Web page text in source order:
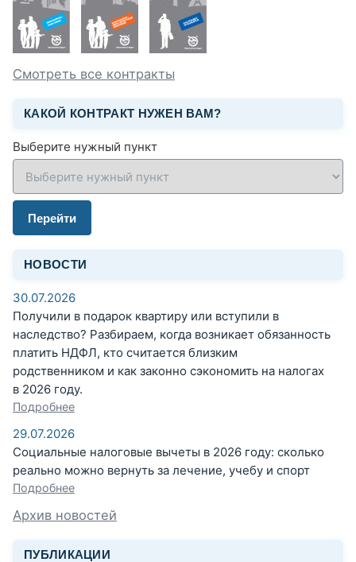
Смотреть все контракты
КАКОЙ КОНТРАКТ НУЖЕН ВАМ?
Выберите нужный пункт
Перейти
НОВОСТИ
30.07.2026
Получили в подарок квартиру или вступили в
наследство? Разбираем, когда возникает обязанность
платить НДФЛ, кто считается близким
родственником и как законно сэкономить на налогах
в 2026 году.
Подробнее
29.07.2026
Социальные налоговые вычеты в 2026 году: сколько
реально можно вернуть за лечение, учебу и спорт
Подробнее
Архив новостей
ПУБЛИКАЦИИ